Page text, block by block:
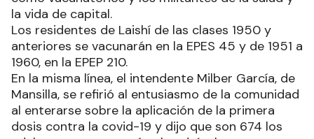
la vida de capital.
Los residentes de Laishí de las clases 1950 y
anteriores se vacunarán en la EPES 45 y de 1951 a
1960, en la EPEP 210.
En la misma línea, el intendente Milber García, de
Mansilla, se refirió al entusiasmo de la comunidad
al enterarse sobre la aplicación de la primera
dosis contra la covid-19 y dijo que son 674 los